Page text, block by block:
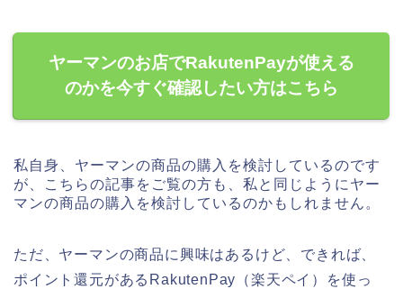
ヤーマンのお店でRakutenPayが使える
のかを今すぐ確認したい方はこちら
私自身、ヤーマンの商品の購入を検討しているのです
が、こちらの記事をご覧の方も、私と同じようにヤー
マンの商品の購入を検討しているのかもしれません。
ただ、ヤーマンの商品に興味はあるけど、できれば、
ポイント還元があるRakutenPay（楽天ペイ）を使っ